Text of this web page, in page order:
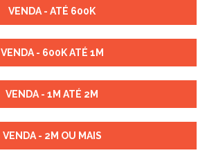
VENDA - ATÉ 600K
VENDA - 600K ATÉ 1M
VENDA - 1M ATÉ 2M
VENDA - 2M OU MAIS